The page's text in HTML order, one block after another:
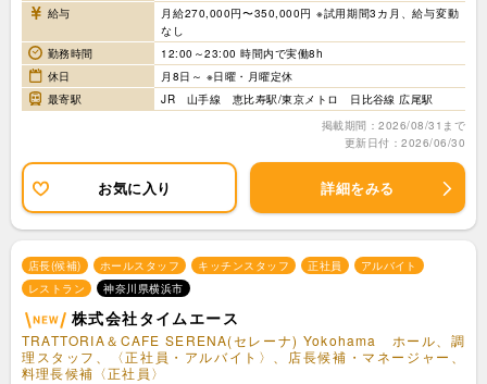
給与
月給270,000円〜350,000円 ※試用期間3カ月、給与変動
なし
勤務時間
12:00～23:00 時間内で実働8h
休日
月8日～ ※日曜・月曜定休
最寄駅
JR 山手線 恵比寿駅/東京メトロ 日比谷線 広尾駅
掲載期間：2026/08/31まで
更新日付：2026/06/30
お気に入り 詳細をみる
店長(候補) ホールスタッフ キッチンスタッフ 正社員
アルバイト
レストラン
神奈川県横浜市
株式会社タイムエース
TRATTORIA＆CAFE SERENA(セレーナ) Yokohama ホール、調
理スタッフ、〈正社員・アルバイト〉、店長候補・マネージャー、
料理長候補〈正社員〉